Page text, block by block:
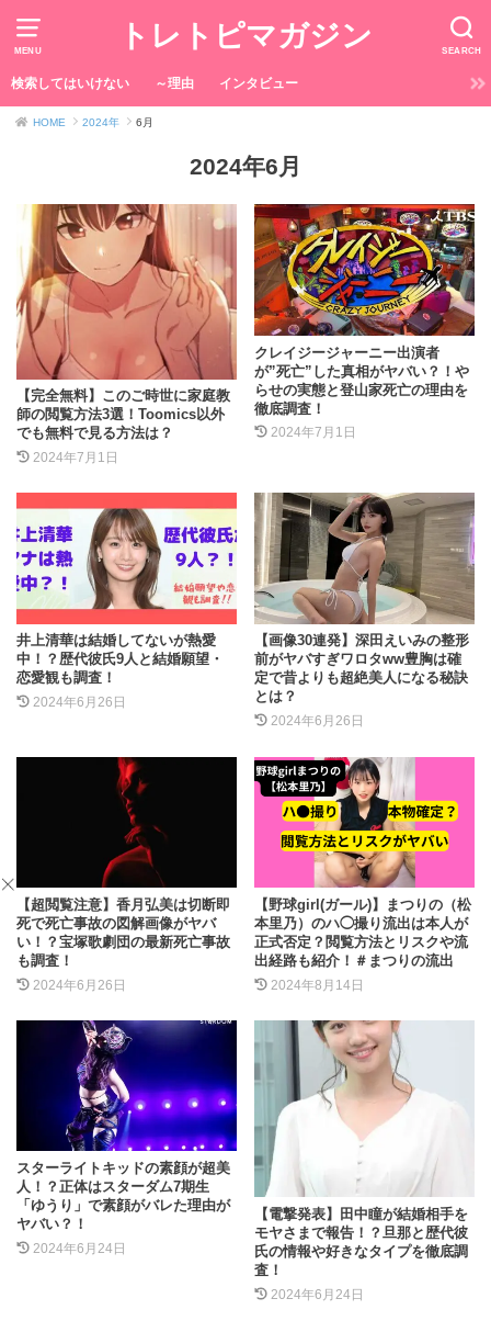
MENU SEARCH
トレトピマガジン
検索してはいけない ～理由 インタビュー
HOME 2024年 6月
2024年6月
【完全無料】このご時世に家庭教
師の閲覧方法3選！Toomics以外
でも無料で見る方法は？
2024年7月1日
クレイジージャーニー出演者
が”死亡”した真相がヤバい？！や
らせの実態と登山家死亡の理由を
徹底調査！
2024年7月1日
井上清華は結婚してないが熱愛
中！？歴代彼氏9人と結婚願望・
恋愛観も調査！
2024年6月26日
【画像30連発】深田えいみの整形
前がヤバすぎワロタww豊胸は確
定で昔よりも超絶美人になる秘訣
とは？
2024年6月26日
【超閲覧注意】香月弘美は切断即
死で死亡事故の図解画像がヤバ
い！？宝塚歌劇団の最新死亡事故
も調査！
2024年6月26日
【野球girl(ガール)】まつりの（松
本里乃）のハ◯撮り流出は本人が
正式否定？閲覧方法とリスクや流
出経路も紹介！＃まつりの流出
2024年8月14日
スターライトキッドの素顔が超美
人！？正体はスターダム7期生
「ゆうり」で素顔がバレた理由が
ヤバい？！
2024年6月24日
【電撃発表】田中瞳が結婚相手を
モヤさまで報告！？旦那と歴代彼
氏の情報や好きなタイプを徹底調
査！
2024年6月24日